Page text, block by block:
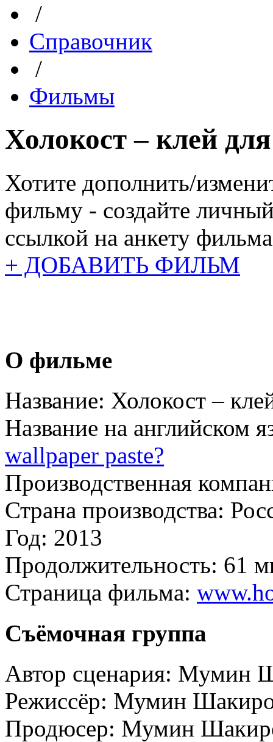
/
Справочник
/
Фильмы
Холокост – клей
Хотите дополнить/
фильму - создайте
ссылкой на анкету
+ ДОБАВИТЬ ФИЛЬМ
О фильме
Название: Холокост –
Название на английском
wallpaper paste?
Производственная
Страна производства:
Год: 2013
Продолжительность: 61
Страница фильма:
Съёмочная группа
Автор сценария: Мумин
Режиссёр: Мумин
Продюсер: Мумин